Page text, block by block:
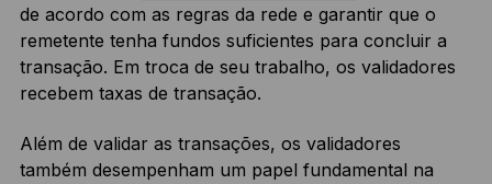
de acordo com as regras da rede e garantir que o
remetente tenha fundos suficientes para concluir a
transação. Em troca de seu trabalho, os validadores
recebem taxas de transação.
Além de validar as transações, os validadores
também desempenham um papel fundamental na